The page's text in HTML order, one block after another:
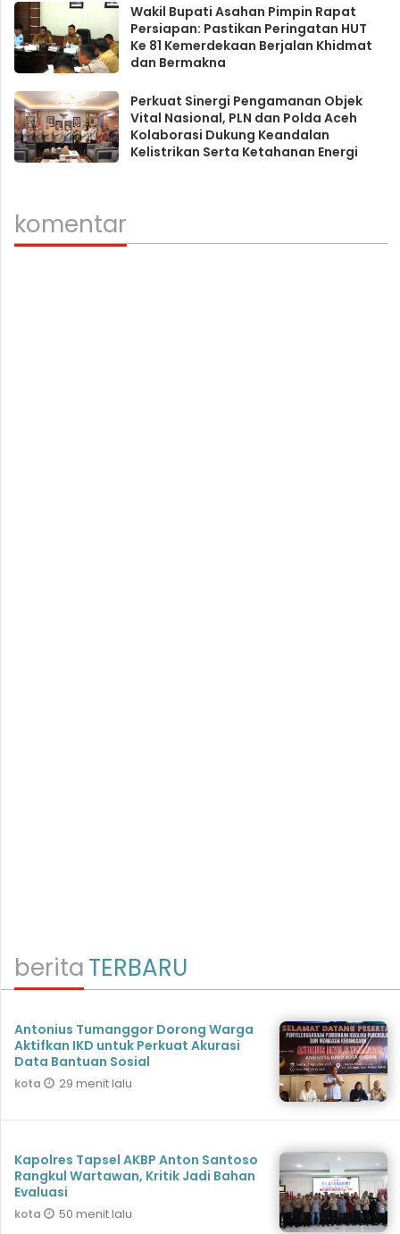
Wakil Bupati Asahan Pimpin Rapat
Persiapan: Pastikan Peringatan HUT
Ke 81 Kemerdekaan Berjalan Khidmat
dan Bermakna
Perkuat Sinergi Pengamanan Objek
Vital Nasional, PLN dan Polda Aceh
Kolaborasi Dukung Keandalan
Kelistrikan Serta Ketahanan Energi
komentar
beritaTERBARU
Antonius Tumanggor Dorong Warga
Aktifkan IKD untuk Perkuat Akurasi
Data Bantuan Sosial
kota 29 menit lalu
Kapolres Tapsel AKBP Anton Santoso
Rangkul Wartawan, Kritik Jadi Bahan
Evaluasi
kota 50 menit lalu